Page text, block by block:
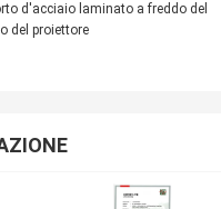
d'acciaio laminato a freddo del
del proiettore